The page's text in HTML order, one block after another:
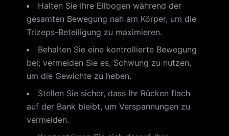
Halten Sie Ihre Ellbogen während der
gesamten Bewegung nah am Körper, um die
Trizeps-Beteiligung zu maximieren.
Behalten Sie eine kontrollierte Bewegung
bei; vermeiden Sie es, Schwung zu nutzen,
um die Gewichte zu heben.
Stellen Sie sicher, dass Ihr Rücken flach
auf der Bank bleibt, um Verspannungen zu
vermeiden.